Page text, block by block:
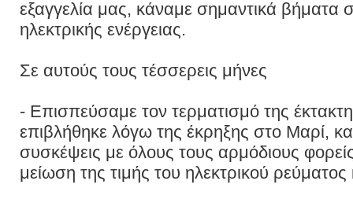
εξαγγελία μας, κάναμε σημαντικά βήματα
ηλεκτρικής ενέργειας.
Σε αυτούς τους τέσσερεις μήνες
- Επισπεύσαμε τον τερματισμό της
επιβλήθηκε λόγω της έκρηξης στο Μαρί,
συσκέψεις με όλους τους αρμόδιους
μείωση της τιμής του ηλεκτρικού